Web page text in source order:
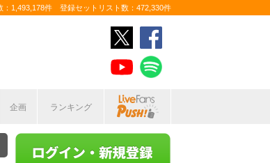
1,493,178件 登録セットリスト数：472,330件
企画 ランキング